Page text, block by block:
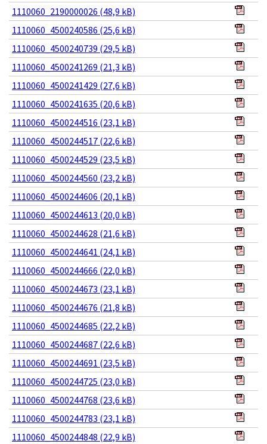
1110060_2190000026 (48,9 kB)
1110060_4500240586 (25,6 kB)
1110060_4500240739 (29,5 kB)
1110060_4500241269 (21,3 kB)
1110060_4500241429 (27,6 kB)
1110060_4500241635 (20,6 kB)
1110060_4500244516 (23,1 kB)
1110060_4500244517 (22,6 kB)
1110060_4500244529 (23,5 kB)
1110060_4500244560 (23,2 kB)
1110060_4500244606 (20,1 kB)
1110060_4500244613 (20,0 kB)
1110060_4500244628 (21,6 kB)
1110060_4500244641 (24,1 kB)
1110060_4500244666 (22,0 kB)
1110060_4500244673 (23,1 kB)
1110060_4500244676 (21,8 kB)
1110060_4500244685 (22,2 kB)
1110060_4500244687 (22,6 kB)
1110060_4500244691 (23,5 kB)
1110060_4500244725 (23,0 kB)
1110060_4500244768 (23,6 kB)
1110060_4500244783 (23,1 kB)
1110060_4500244848 (22,9 kB)